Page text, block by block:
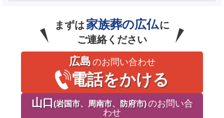
まずは 家族葬の広仏 に
ご連絡ください
広島のお問い合わせ
電話をかける
山口(岩国市、周南市、防府市) のお問い合
わせ